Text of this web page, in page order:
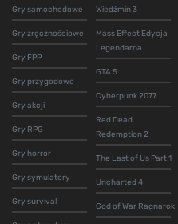
Gry samochodowe
Gry zręcznościowe
Gry FPP
Gry przygodowe
Gry akcji
Gry RPG
Gry horror
Gry symulatory
Gry survival
Wiedźmin 3
Mass Effect Edycja
Legendarna
GTA 5
Cyberpunk 2077
Red Dead
Redemption 2
The Last of Us Part 1
Uncharted 4
God of War Ragnarok